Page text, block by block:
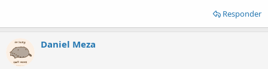
Responder
Daniel Meza